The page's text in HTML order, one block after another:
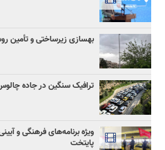
بهسازی زیرساختی و تأمین
ترافیک سنگین در جاده
ویژه برنامه‌های فرهنگی و
پایتخت